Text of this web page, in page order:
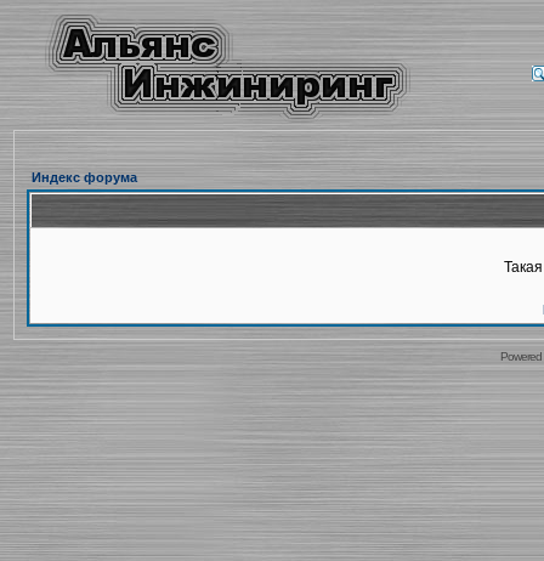
Индекс форума